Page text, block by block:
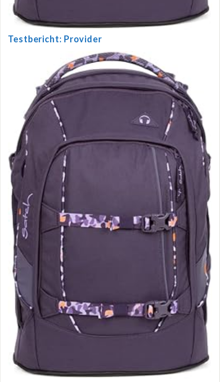
Testbericht: Provider